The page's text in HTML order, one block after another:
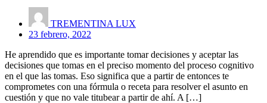
TREMENTINA LUX
23 febrero, 2022
He aprendido que es importante tomar decisiones y aceptar las
decisiones que tomas en el preciso momento del proceso cognitivo
en el que las tomas. Eso significa que a partir de entonces te
comprometes con una fórmula o receta para resolver el asunto en
cuestión y que no vale titubear a partir de ahí. A […]